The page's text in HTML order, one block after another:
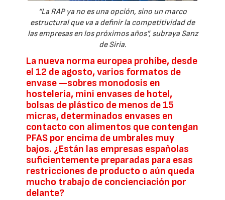
“La RAP ya no es una opción, sino un marco
estructural que va a definir la competitividad de
las empresas en los próximos años”, subraya Sanz
de Siria.
La nueva norma europea prohíbe, desde
el 12 de agosto, varios formatos de
envase —sobres monodosis en
hostelería, mini envases de hotel,
bolsas de plástico de menos de 15
micras, determinados envases en
contacto con alimentos que contengan
PFAS por encima de umbrales muy
bajos. ¿Están las empresas españolas
suficientemente preparadas para esas
restricciones de producto o aún queda
mucho trabajo de concienciación por
delante?